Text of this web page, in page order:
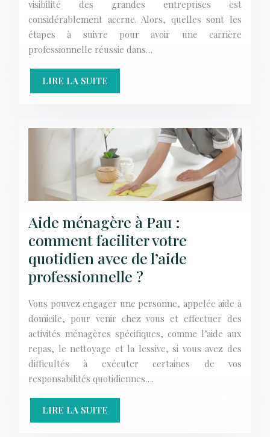
visibilité des grandes entreprises est
considérablement accrue. Alors, quelles sont les
étapes à suivre pour avoir une carrière
professionnelle réussie dans…
LIRE LA SUITE
Aide ménagère à Pau :
comment faciliter votre
quotidien avec de l’aide
professionnelle ?
Vous pouvez engager une personne, appelée aide à
domicile, pour venir chez vous et effectuer des
activités ménagères spécifiques, comme l’aide aux
repas, le nettoyage et la lessive, si vous avez des
difficultés à exécuter certaines de vos
responsabilités quotidiennes….
LIRE LA SUITE